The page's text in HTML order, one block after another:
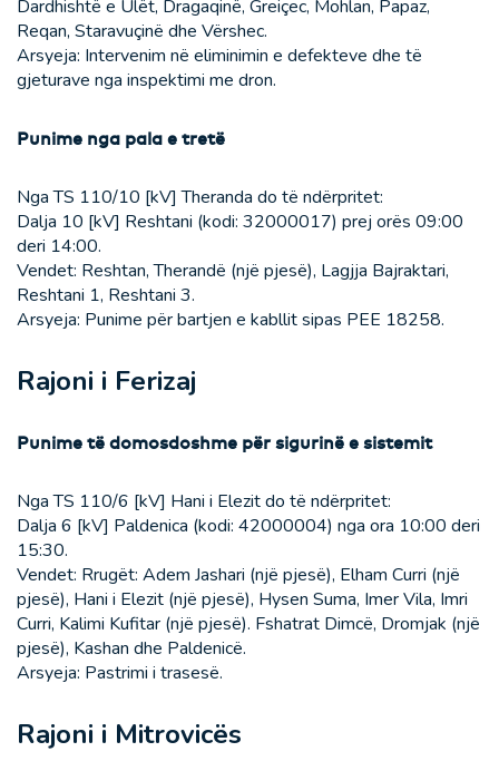
Dardhishtë e Ulët, Dragaqinë, Greiçec, Mohlan, Papaz,
Reqan, Staravuçinë dhe Vërshec.
Arsyeja: Intervenim në eliminimin e defekteve dhe të
gjeturave nga inspektimi me dron.
Punime nga pala e tretë
Nga TS 110/10 [kV] Theranda do të ndërpritet:
Dalja 10 [kV] Reshtani (kodi: 32000017) prej orës 09:00
deri 14:00.
Vendet: Reshtan, Therandë (një pjesë), Lagjja Bajraktari,
Reshtani 1, Reshtani 3.
Arsyeja: Punime për bartjen e kabllit sipas PEE 18258.
Rajoni i Ferizaj
Punime të domosdoshme për sigurinë e sistemit
Nga TS 110/6 [kV] Hani i Elezit do të ndërpritet:
Dalja 6 [kV] Paldenica (kodi: 42000004) nga ora 10:00 deri
15:30.
Vendet: Rrugët: Adem Jashari (një pjesë), Elham Curri (një
pjesë), Hani i Elezit (një pjesë), Hysen Suma, Imer Vila, Imri
Curri, Kalimi Kufitar (një pjesë). Fshatrat Dimcë, Dromjak (një
pjesë), Kashan dhe Paldenicë.
Arsyeja: Pastrimi i trasesë.
Rajoni i Mitrovicës